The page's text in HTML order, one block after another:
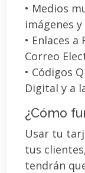
• Medios
imágenes
• Enlaces a
Correo
• Códigos
Digital y a
¿Cómo
Usar tu
tus
tendrán